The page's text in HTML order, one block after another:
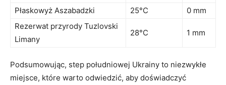
Płaskowyż Aszabadzki
25°C
0 mm
Rezerwat przyrody Tuzlovski
Limany
28°C 1 mm
Podsumowując, step południowej Ukrainy to niezwykłe
miejsce, które warto odwiedzić, aby doświadczyć